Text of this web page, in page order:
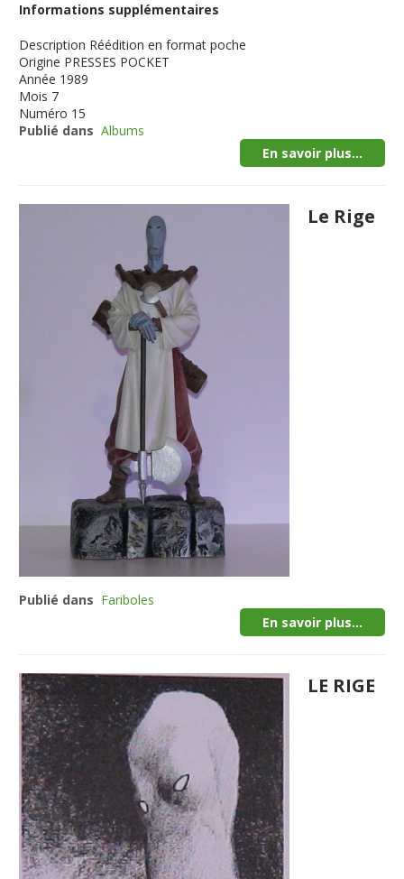
Informations supplémentaires
Description Réédition en format poche
Origine PRESSES POCKET
Année 1989
Mois 7
Numéro 15
Publié dans Albums
En savoir plus...
Le Rige
Publié dans Fariboles
En savoir plus...
LE RIGE